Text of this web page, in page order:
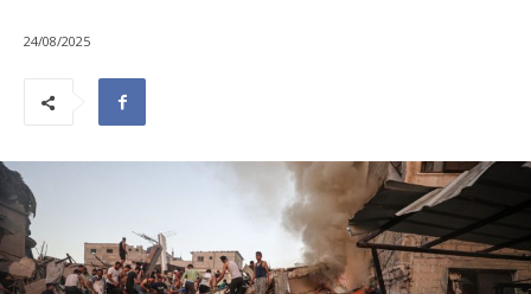
24/08/2025